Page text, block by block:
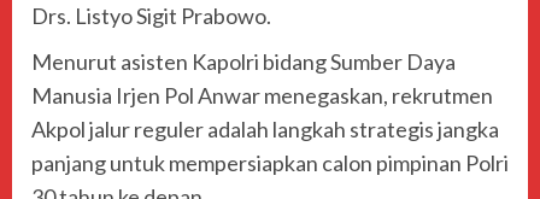
Drs. Listyo Sigit Prabowo.
Menurut asisten Kapolri bidang Sumber Daya
Manusia Irjen Pol Anwar menegaskan, rekrutmen
Akpol jalur reguler adalah langkah strategis jangka
panjang untuk mempersiapkan calon pimpinan Polri